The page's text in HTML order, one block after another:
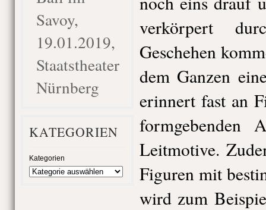
Savoy,
19.01.2019,
Staatstheater
Nürnberg
KATEGORIEN
Kategorien
verkörpert
Geschehen
dem Ganzen
erinnert fast an
formgebenden
Leitmotive.
Figuren mit
wird zum